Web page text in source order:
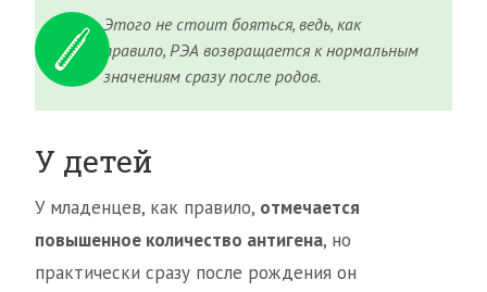
Этого не стоит бояться, ведь, как
правило, РЭА возвращается к нормальным
значениям сразу после родов.
У детей
У младенцев, как правило, отмечается
повышенное количество антигена, но
практически сразу после рождения он